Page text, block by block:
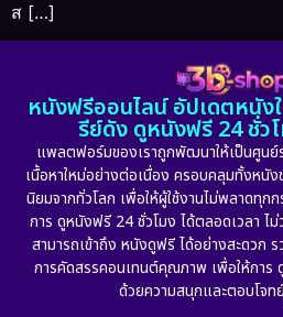
ส […]
หนังฟรีออนไลน์ อัปเดตหนัง
รีย์ดัง ดูหนังฟรี 24 ชั่ว
แพลตฟอร์มของเราถูกพัฒนาให้เป็นศูน
เนื้อหาใหม่อย่างต่อเนื่อง ครอบคลุมทั้งหนั
นิยมจากทั่วโลก เพื่อให้ผู้ใช้งานไม่พลาดทุก
การ ดูหนังฟรี 24 ชั่วโมง ได้ตลอดเวลา ไ
สามารถเข้าถึง หนังดูฟรี ได้อย่างสะดวก
การคัดสรรคอนเทนต์คุณภาพ เพื่อให้การ
ด้วยความสนุกและตอบโจท